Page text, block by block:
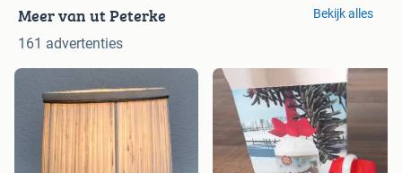
Meer van ut Peterke
161 advertenties
Bekijk alles